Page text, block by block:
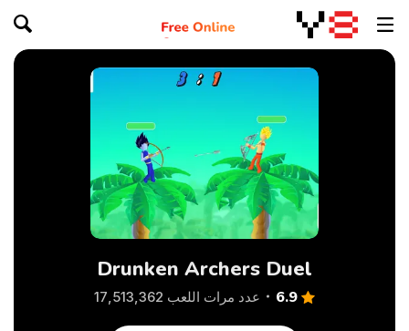
Drunken Archers Duel
6.9 عدد مرات اللعب 17,513,362